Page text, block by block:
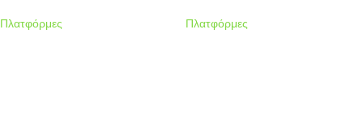
Πλατφόρμες Πλατφόρμες